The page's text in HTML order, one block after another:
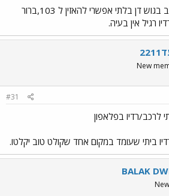
שאתה נוסע ברכב בגוש דן בלתי אפשרי להאזין ל 103,ברור
רגיל אין בעיה.
New
#31
לרכב/רדיו בפלאפון
ביתי שעומד במקום אחד שקולט טוב יקלטו.